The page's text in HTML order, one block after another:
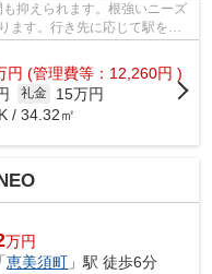
抑えられます。根強いニーズ
ます。行き先に応じて駅を選
円 (管理費等：12,260円 )
礼金
15万円
/ 34.32㎡
万円
「恵美須町 」駅 徒歩6分